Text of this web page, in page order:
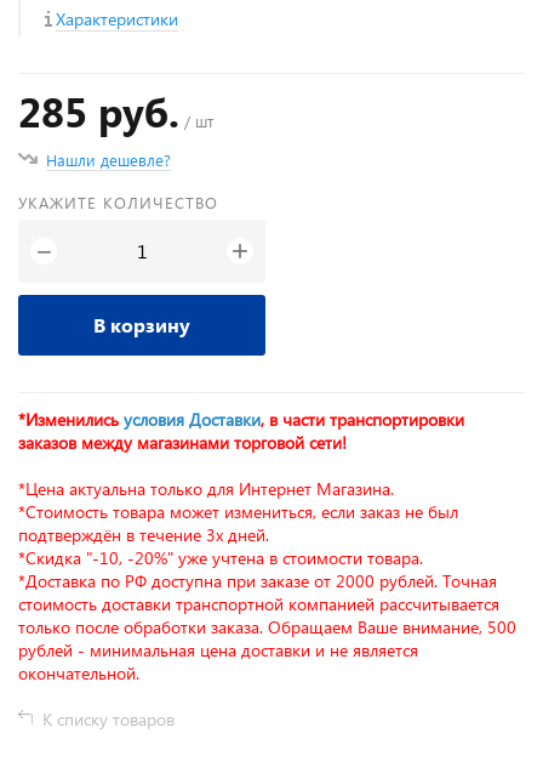
Характеристики
285 руб. / шт
Нашли дешевле?
УКАЖИТЕ КОЛИЧЕСТВО
− +
В корзину
*Изменились условия Доставки, в части транспортировки
заказов между магазинами торговой сети!
*Цена актуальна только для Интернет Магазина.
*Стоимость товара может измениться, если заказ не был
подтверждён в течение 3х дней.
*Скидка "-10, -20%" уже учтена в стоимости товара.
*Доставка по РФ доступна при заказе от 2000 рублей. Точная
стоимость доставки транспортной компанией рассчитывается
только после обработки заказа. Обращаем Ваше внимание, 500
рублей - минимальная цена доставки и не является
окончательной.
К списку товаров